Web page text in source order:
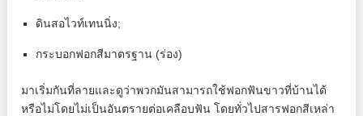
ดินสอไวท์เทนนิ่ง;
กระบอกฟอกสีมาตรฐาน (ร่อง)
มาเริ่มกันที่ลายและดูว่าพวกมันสามารถใช้ฟอกฟันขาวที่บ้านได้
หรือไม่โดยไม่เป็นอันตรายต่อเคลือบฟัน โดยทั่วไปสารฟอกสีเหล่า